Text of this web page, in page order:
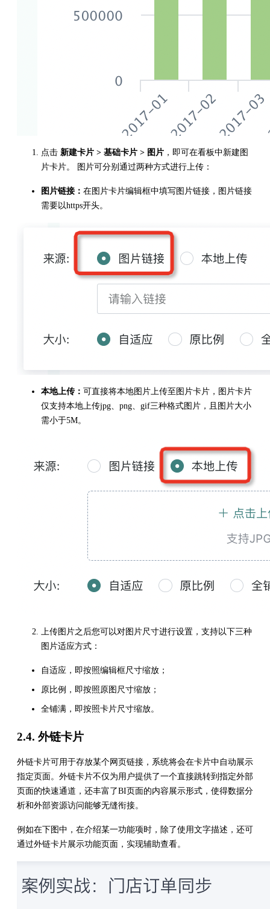
点击 新建卡片 > 基础卡片 > 图片 ，即可在看板中新建图
片卡片。 图片可分别通过两种方式进行上传：
图片链接： 在图片卡片编辑框中填写图片链接，图片链接
需要以https开头。
本地上传： 可直接将本地图片上传至图片卡片，图片卡片
仅支持本地上传jpg、png、gif三种格式图片，且图片大小
需小于5M。
上传图片之后您可以对图片尺寸进行设置，支持以下三种
图片适应方式：
自适应，即按照编辑框尺寸缩放；
原比例，即按照原图尺寸缩放；
全铺满，即按照卡片尺寸缩放。
2.4. 外链卡片
外链卡片可用于存放某个网页链接，系统将会在卡片中自动展示
指定页面。外链卡片不仅为用户提供了一个直接跳转到指定外部
页面的快速通道，还丰富了BI页面的内容展示形式，使得数据分
析和外部资源访问能够无缝衔接。
例如在下图中，在介绍某一功能项时，除了使用文字描述，还可
通过外链卡片展示功能页面，实现辅助查看。